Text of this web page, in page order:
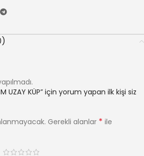
UZAY KÜP” için yorum yapan ilk kişi siz
Gerekli alanlar * ile